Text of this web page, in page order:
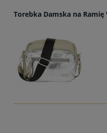
Torebka Damska na Ramię